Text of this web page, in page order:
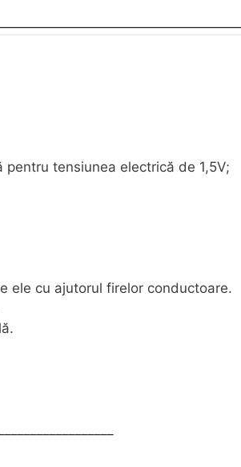
tensiunea electrică de 1,5V;
ele cu ajutorul firelor conductoare.